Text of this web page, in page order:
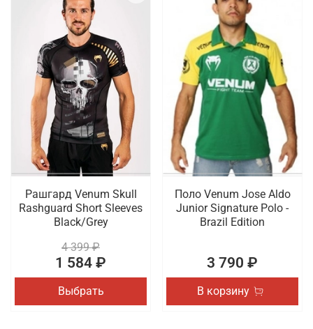
Рашгард Venum Skull
Rashguard Short Sleeves
Black/Grey
4 399 ₽
1 584 ₽
Выбрать
Поло Venum Jose Aldo
Junior Signature Polo -
Brazil Edition
3 790 ₽
В корзину